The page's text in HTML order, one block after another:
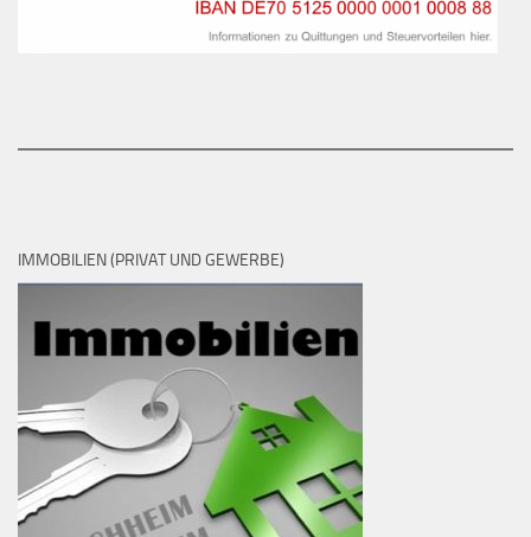
IMMOBILIEN (PRIVAT UND GEWERBE)